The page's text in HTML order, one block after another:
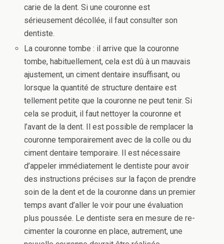
carie de la dent. Si une couronne est
sérieusement décollée, il faut consulter son
dentiste.
La couronne tombe : il arrive que la couronne
tombe, habituellement, cela est dû à un mauvais
ajustement, un ciment dentaire insuffisant, ou
lorsque la quantité de structure dentaire est
tellement petite que la couronne ne peut tenir. Si
cela se produit, il faut nettoyer la couronne et
l’avant de la dent. Il est possible de remplacer la
couronne temporairement avec de la colle ou du
ciment dentaire temporaire. Il est nécessaire
d’appeler immédiatement le dentiste pour avoir
des instructions précises sur la façon de prendre
soin de la dent et de la couronne dans un premier
temps avant d’aller le voir pour une évaluation
plus poussée. Le dentiste sera en mesure de re-
cimenter la couronne en place, autrement, une